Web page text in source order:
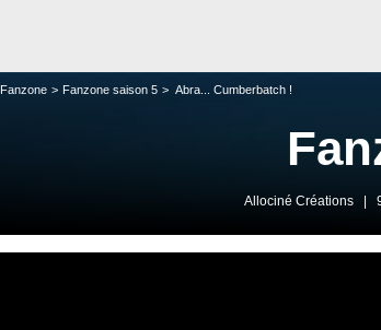
Fanzone Fanzone saison 5 Abra... Cumberbatch !
Allociné Créations